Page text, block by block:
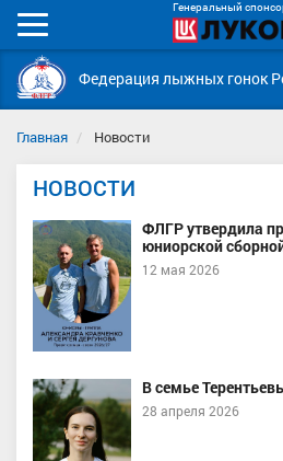
Генеральный
Мобильное
меню
Федерация лыжных гонок
Главная Новости
НОВОСТИ
ФЛГР утвердила
юниорской
12 мая 2026
В семье
28 апреля 2026